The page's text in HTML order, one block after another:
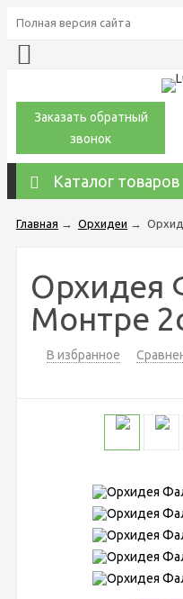
Полная версия сайта
Заказать обратный
звонок
Каталог товаров
Главная → Орхидеи →
Орхидея
Монтре
В избранное